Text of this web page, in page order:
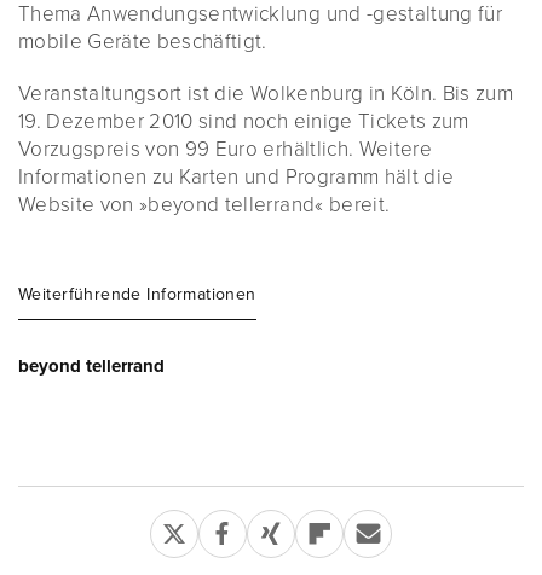
Thema Anwendungsentwicklung und -gestaltung für
mobile Geräte beschäftigt.
Veranstaltungsort ist die Wolkenburg in Köln. Bis zum
19. Dezember 2010 sind noch einige Tickets zum
Vorzugspreis von 99 Euro erhältlich. Weitere
Informationen zu Karten und Programm hält die
Website von »beyond tellerrand« bereit.
Weiterführende Informationen
beyond tellerrand